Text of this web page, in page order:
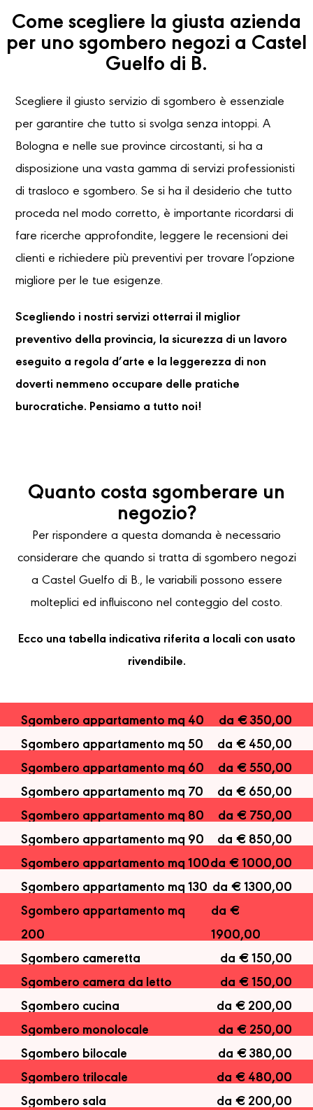
Come scegliere la giusta azienda
per uno sgombero negozi a Castel
Guelfo di B.
Scegliere il giusto servizio di sgombero è essenziale
per garantire che tutto si svolga senza intoppi. A
Bologna e nelle sue province circostanti, si ha a
disposizione una vasta gamma di servizi professionisti
di trasloco e sgombero. Se si ha il desiderio che tutto
proceda nel modo corretto, è importante ricordarsi di
fare ricerche approfondite, leggere le recensioni dei
clienti e richiedere più preventivi per trovare l’opzione
migliore per le tue esigenze.
Scegliendo i nostri servizi otterrai il miglior
preventivo della provincia, la sicurezza di un lavoro
eseguito a regola d’arte e la leggerezza di non
doverti nemmeno occupare delle pratiche
burocratiche. Pensiamo a tutto noi!
Quanto costa sgomberare un
negozio?
Per rispondere a questa domanda è necessario
considerare che quando si tratta di sgombero negozi
a Castel Guelfo di B., le variabili possono essere
molteplici ed influiscono nel conteggio del costo.
Ecco una tabella indicativa riferita a locali con usato
rivendibile.
Sgombero appartamento mq 40
da € 350,00
Sgombero appartamento mq 50
da € 450,00
Sgombero appartamento mq 60
da € 550,00
Sgombero appartamento mq 70
da € 650,00
Sgombero appartamento mq 80
da € 750,00
Sgombero appartamento mq 90
da € 850,00
Sgombero appartamento mq 100da € 1000,00
Sgombero appartamento mq 130 da € 1300,00
Sgombero appartamento mq
200
da €
1900,00
Sgombero cameretta
da € 150,00
Sgombero camera da letto
da € 150,00
Sgombero cucina
da € 200,00
Sgombero monolocale
da € 250,00
Sgombero bilocale
da € 380,00
Sgombero trilocale
da € 480,00
Sgombero sala
da € 200,00